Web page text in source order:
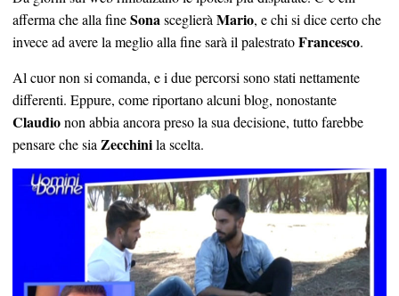
afferma che alla fineSonasceglierà Mario, e chi si dice certo che
invece ad avere la meglio alla fine sarà il palestratoFrancesco.
Al cuor non si comanda, e i due percorsi sono stati nettamente
differenti. Eppure, come riportano alcuni blog, nonostante
Claudionon abbia ancora preso la sua decisione, tutto farebbe
pensare che sia Zecchinila scelta.